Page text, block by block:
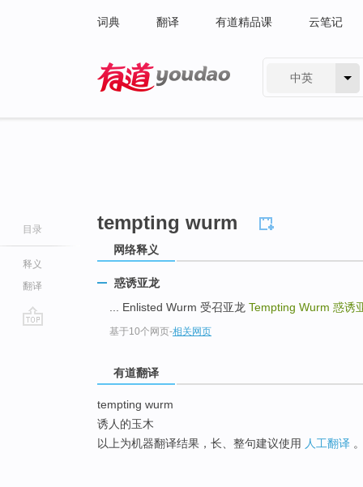
词典 翻译 有道精品课 云笔记
中英
目录
释义
翻译
tempting wurm
网络释义
惑诱亚龙
... Enlisted Wurm 受召亚龙 Tempting Wurm 惑诱
基于10个网页-相关网页
有道翻译
tempting wurm
诱人的玉木
以上为机器翻译结果，长、整句建议使用 人工翻译